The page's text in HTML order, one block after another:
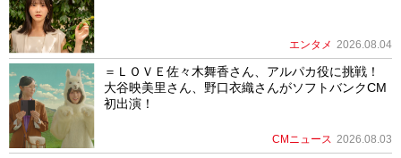
エンタメ 2026.08.04
＝ＬＯＶＥ佐々木舞香さん、アルパカ役に挑戦！
大谷映美里さん、野口衣織さんがソフトバンクCM
初出演！
CMニュース 2026.08.03